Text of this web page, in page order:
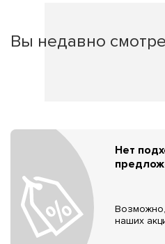
Вы недавно
Нет
наших